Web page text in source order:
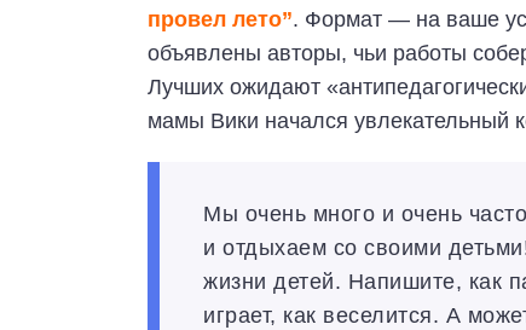
провел лето”. Формат — на ваше
объявлены авторы, чьи работы
Лучших ожидают
мамы Вики начался увлекательный
Мы очень много и очень
и отдыхаем со своими
жизни детей. Напишите, как
играет, как веселится. А